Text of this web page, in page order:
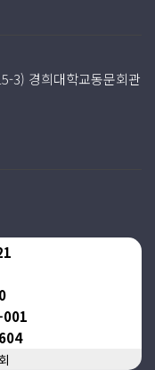
3) 경희대학교동문회관